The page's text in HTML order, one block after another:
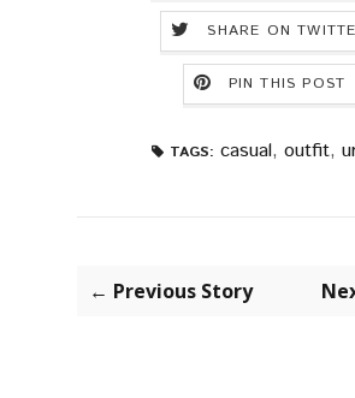
SHARE ON
PIN THIS POST
TAGS: casual, outfit,
← Previous Story